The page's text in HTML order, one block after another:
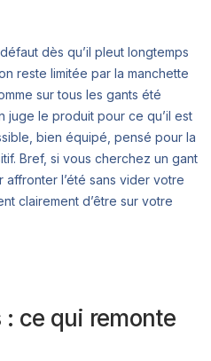
dès qu’il pleut longtemps
reste limitée par la manchette
sur tous les gants été
juge le produit pour ce qu’il est
bien équipé, pensé pour la
Bref, si vous cherchez un gant
l’été sans vider votre
clairement d’être sur votre
ce qui remonte